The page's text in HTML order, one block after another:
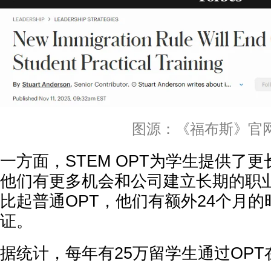
图源：《福布斯》官
一方面，STEM OPT为学生提供了更
他们有更多机会和公司建立长期的职
比起普通OPT，他们有额外24个月
证。
据统计，每年有25万留学生通过OPT